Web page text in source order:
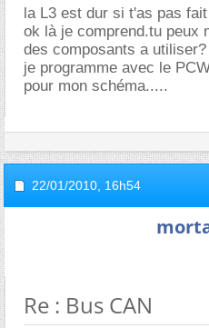
la L3 est dur si t'as pas
ok là je comprend.tu peux
des composants a utiliser?
je programme avec le
pour mon schéma.....
22/01/2010, 16h54
Re : Bus CAN